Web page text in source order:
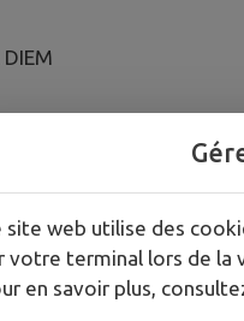
DIEM
éléments
SAS.
documents, ainsi
site web utilise des
votre terminal lors de la
en savoir plus,